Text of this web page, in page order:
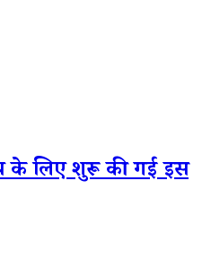
के लिए शुरू की गई इस